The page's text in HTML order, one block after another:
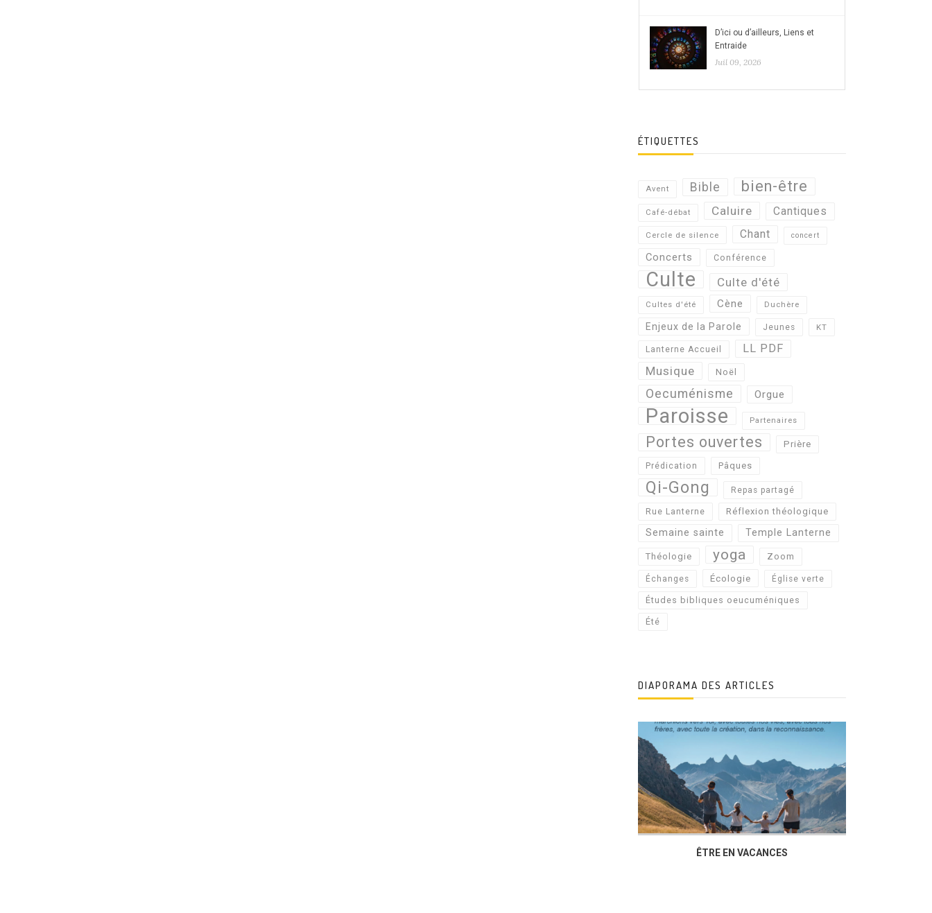
D’ici ou d’ailleurs, Liens et
Entraide
Juil 09, 2026
ÉTIQUETTES
Avent Bible bien-être
Café-débat Caluire Cantiques
Cercle de silence Chant concert
Concerts Conférence
Culte Culte d'été
Cultes d'été Cène Duchère
Enjeux de la Parole Jeunes KT
Lanterne Accueil LL PDF
Musique Noël
Oecuménisme Orgue
Paroisse Partenaires
Portes ouvertes Prière
Prédication Pâques
Qi-Gong Repas partagé
Rue Lanterne Réflexion théologique
Semaine sainte Temple Lanterne
Théologie yoga Zoom
Échanges Écologie Église verte
Études bibliques oeucuméniques
Été
DIAPORAMA DES ARTICLES
ÊTRE EN VACANCES